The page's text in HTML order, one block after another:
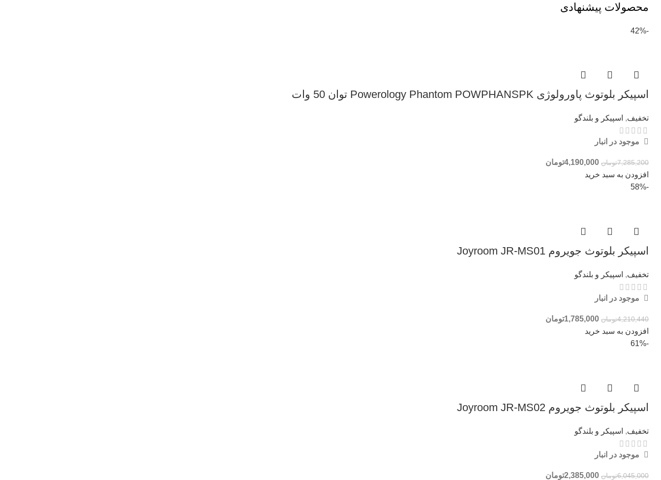
محصولات پیشنهادی
-42%
اسپیکر بلوتوث پاورولوژی Powerology Phantom POWPHANSPK توان 50 وات
تخفیف, اسپیکر و بلندگو
موجود در انبار
7,285,200تومان 4,190,000تومان
افزودن به سبد خرید
-58%
اسپیکر بلوتوث جویروم Joyroom JR-MS01
تخفیف, اسپیکر و بلندگو
موجود در انبار
4,210,440تومان 1,785,000تومان
افزودن به سبد خرید
-61%
اسپیکر بلوتوث جویروم Joyroom JR-MS02
تخفیف, اسپیکر و بلندگو
موجود در انبار
6,045,000تومان 2,385,000تومان